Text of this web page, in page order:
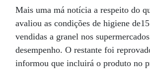
Mais uma má notícia a respeito do
avaliou as condições de higiene
vendidas a granel nos
desempenho. O restante foi
informou que incluirá o produto no